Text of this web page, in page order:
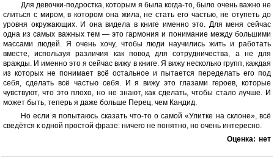
Для девочки-подростка, которым я была когда-то, было очень важно не
слиться с миром, в котором она жила, не стать его частью, не отупеть до
уровня окружающих. И она видела в книге именно это. Для меня сейчас
одна из самых важных тем — это гармония и понимание между большими
массами людей. Я очень хочу, чтобы люди научились жить и работать
вместе, используя различия как повод для сотрудничества, а не для
вражды. И именно это я сейчас вижу в книге. Я вижу несколько групп, каждая
из которых не понимает всё остальное и пытается переделать его под
себя, сделать всё частью себя. И я вижу это глазами героев, которые
чувствуют, что это плохо, но не знают, как сделать, чтобы стало лучше. И
может быть, теперь я даже больше Перец, чем Кандид.
Но если я попытаюсь сказать что-то о самой «Улитке на склоне», всё
сведётся к одной простой фразе: ничего не понятно, но очень интересно.
Оценка: нет